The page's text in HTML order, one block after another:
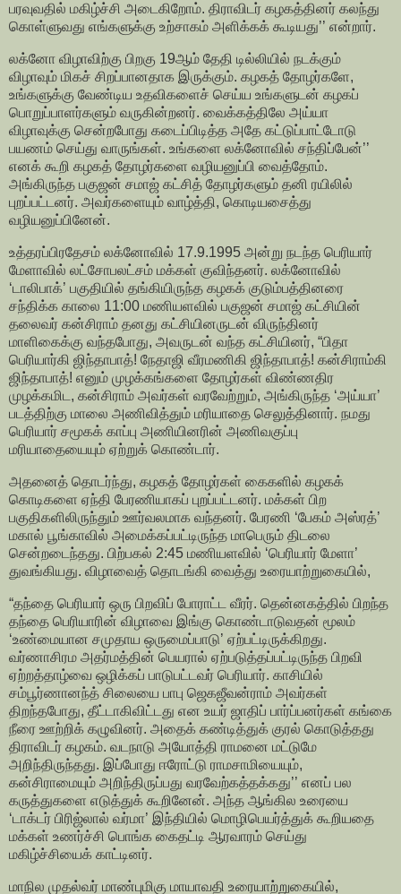
பரவுவதில் மகிழ்ச்சி அடைகிறோம். திராவிடர் கழகத்தினர் கலந்து
கொள்ளுவது எங்களுக்கு உற்சாகம் அளிக்கக் கூடியது’’ என்றார்.
லக்னோ விழாவிற்கு பிறகு 19ஆம் தேதி டில்லியில் நடக்கும்
விழாவும் மிகச் சிறப்பானதாக இருக்கும். கழகத் தோழர்களே,
உங்களுக்கு வேண்டிய உதவிகளைச் செய்ய உங்களுடன் கழகப்
பொறுப்பாளர்களும் வருகின்றனர். வைக்கத்திலே அய்யா
விழாவுக்கு சென்றபோது கடைப்பிடித்த அதே கட்டுப்பாட்டோடு
பயணம் செய்து வாருங்கள். உங்களை லக்னோவில் சந்திப்பேன்’’
எனக் கூறி கழகத் தோழர்களை வழியனுப்பி வைத்தோம்.
அங்கிருந்த பகுஜன் சமாஜ் கட்சித் தோழர்களும் தனி ரயிலில்
புறப்பட்டனர். அவர்களையும் வாழ்த்தி, கொடியசைத்து
வழியனுப்பினேன்.
உத்தரப்பிரதேசம் லக்னோவில் 17.9.1995 அன்று நடந்த பெரியார்
மேளாவில் லட்சோபலட்சம் மக்கள் குவிந்தனர். லக்னோவில்
‘டாலிபாக்’ பகுதியில் தங்கியிருந்த கழகக் குடும்பத்தினரை
சந்திக்க காலை 11:00 மணியளவில் பகுஜன் சமாஜ் கட்சியின்
தலைவர் கன்சிராம் தனது கட்சியினருடன் விருந்தினர்
மாளிகைக்கு வந்தபோது, அவருடன் வந்த கட்சியினர், “பிதா
பெரியார்கி ஜிந்தாபாத்! நேதாஜி வீரமணிகி ஜிந்தாபாத்! கன்சிராம்கி
ஜிந்தாபாத்! எனும் முழக்கங்களை தோழர்கள் விண்ணதிர
முழக்கமிட, கன்சிராம் அவர்கள் வரவேற்றும், அங்கிருந்த ‘அய்யா’
படத்திற்கு மாலை அணிவித்தும் மரியாதை செலுத்தினார். நமது
பெரியார் சமூகக் காப்பு அணியினரின் அணிவகுப்பு
மரியாதையையும் ஏற்றுக் கொண்டார்.
அதனைத் தொடர்ந்து, கழகத் தோழர்கள் கைகளில் கழகக்
கொடிகளை ஏந்தி பேரணியாகப் புறப்பட்டனர். மக்கள் பிற
பகுதிகளிலிருந்தும் ஊர்வலமாக வந்தனர். பேரணி ‘பேகம் அஸ்ரத்’
மகால் பூங்காவில் அமைக்கப்பட்டிருந்த மாபெரும் திடலை
சென்றடைந்தது. பிற்பகல் 2:45 மணியளவில் ‘பெரியார் மேளா’
துவங்கியது. விழாவைத் தொடங்கி வைத்து உரையாற்றுகையில்,
“தந்தை பெரியார் ஒரு பிறவிப் போராட்ட வீரர். தென்னகத்தில் பிறந்த
தந்தை பெரியாரின் விழாவை இங்கு கொண்டாடுவதன் மூலம்
‘உண்மையான சமுதாய ஒருமைப்பாடு’ ஏற்பட்டிருக்கிறது.
வர்ணாசிரம அதர்மத்தின் பெயரால் ஏற்படுத்தப்பட்டிருந்த பிறவி
ஏற்றத்தாழ்வை ஒழிக்கப் பாடுபட்டவர் பெரியார். காசியில்
சம்பூர்ணானந்த் சிலையை பாபு ஜெகஜீவன்ராம் அவர்கள்
திறந்தபோது, தீட்டாகிவிட்டது என உயர் ஜாதிப் பார்ப்பனர்கள் கங்கை
நீரை ஊற்றிக் கழுவினர். அதைக் கண்டித்துக் குரல் கொடுத்தது
திராவிடர் கழகம். வடநாடு அயோத்தி ராமனை மட்டுமே
அறிந்திருந்தது. இப்போது ஈரோட்டு ராமசாமியையும்,
கன்சிராமையும் அறிந்திருப்பது வரவேற்கத்தக்கது’’ எனப் பல
கருத்துகளை எடுத்துக் கூறினேன். அந்த ஆங்கில உரையை
‘டாக்டர் பிரிஜ்லால் வர்மா’ இந்தியில் மொழிபெயர்த்துக் கூறியதை
மக்கள் உணர்ச்சி பொங்க கைதட்டி ஆரவாரம் செய்து
மகிழ்ச்சியைக் காட்டினர்.
மாநில முதல்வர் மாண்புமிகு மாயாவதி உரையாற்றுகையில்,